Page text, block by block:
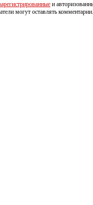
и
могут оставлять